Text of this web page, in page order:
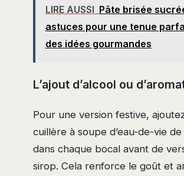
LIRE AUSSI Pâte brisée
astuces pour une tenue
des idées gourmandes
L’ajout d’alcool ou
Pour une version festive,
cuillère à soupe d’eau-de-vie
dans chaque bocal avant de
sirop. Cela renforce le goût et